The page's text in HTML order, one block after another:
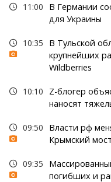
11:00
В Германии
для Украины
10:35
В Тульской
крупнейших
Wildberries
10:10
Z-блогер
наносят
09:50
Власти рф
Крымский мост
09:35
погибших и